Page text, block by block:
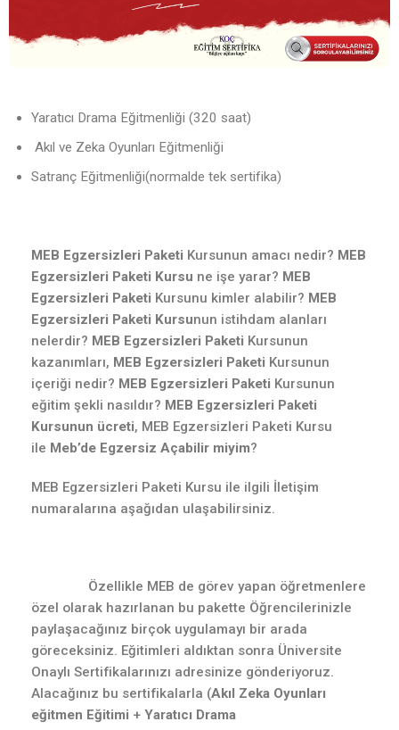
Yaratıcı Drama Eğitmenliği (320 saat)
Akıl ve Zeka Oyunları Eğitmenliği
Satranç Eğitmenliği(normalde tek sertifika)
MEB Egzersizleri Paketi Kursunun amacı nedir? MEB
Egzersizleri Paketi Kursu ne işe yarar? MEB
Egzersizleri Paketi Kursunu kimler alabilir? MEB
Egzersizleri Paketi Kursunun istihdam alanları
nelerdir? MEB Egzersizleri Paketi Kursunun
kazanımları, MEB Egzersizleri Paketi Kursunun
içeriği nedir? MEB Egzersizleri Paketi Kursunun
eğitim şekli nasıldır? MEB Egzersizleri Paketi
Kursunun ücreti, MEB Egzersizleri Paketi Kursu
ile Meb’de Egzersiz Açabilir miyim?
MEB Egzersizleri Paketi Kursu ile ilgili İletişim
numaralarına aşağıdan ulaşabilirsiniz.
Özellikle MEB de görev yapan öğretmenlere
özel olarak hazırlanan bu pakette Öğrencilerinizle
paylaşacağınız birçok uygulamayı bir arada
göreceksiniz. Eğitimleri aldıktan sonra Üniversite
Onaylı Sertifikalarınızı adresinize gönderiyoruz.
Alacağınız bu sertifikalarla (Akıl Zeka Oyunları
eğitmen Eğitimi + Yaratıcı Drama